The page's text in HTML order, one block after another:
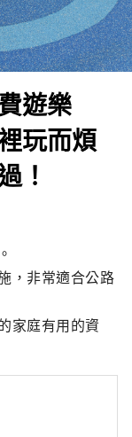
遊樂
玩而煩
！
，非常適合公路
家庭有用的資